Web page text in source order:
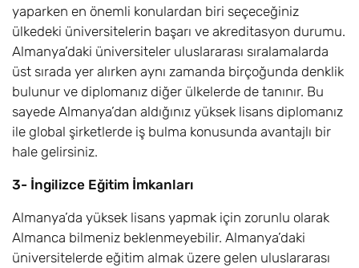
yaparken en önemli konulardan biri seçeceğiniz
ülkedeki üniversitelerin başarı ve akreditasyon durumu.
Almanya’daki üniversiteler uluslararası sıralamalarda
üst sırada yer alırken aynı zamanda birçoğunda denklik
bulunur ve diplomanız diğer ülkelerde de tanınır. Bu
sayede Almanya’dan aldığınız yüksek lisans diplomanız
ile global şirketlerde iş bulma konusunda avantajlı bir
hale gelirsiniz.
3- İngilizce Eğitim İmkanları
Almanya’da yüksek lisans yapmak için zorunlu olarak
Almanca bilmeniz beklenmeyebilir. Almanya’daki
üniversitelerde eğitim almak üzere gelen uluslararası